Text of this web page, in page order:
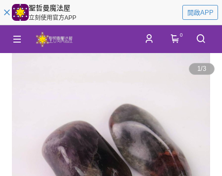
聖哲曼魔法屋
立刻使用官方APP
開啟APP
0
1/3